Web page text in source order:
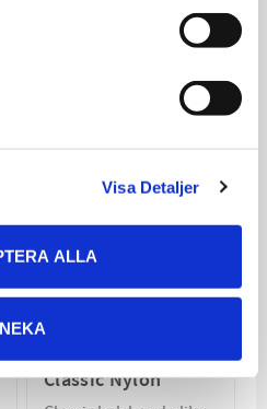
Visa Detaljer
ALLA
NEKA
Nobby Halsband
Classic Nylon